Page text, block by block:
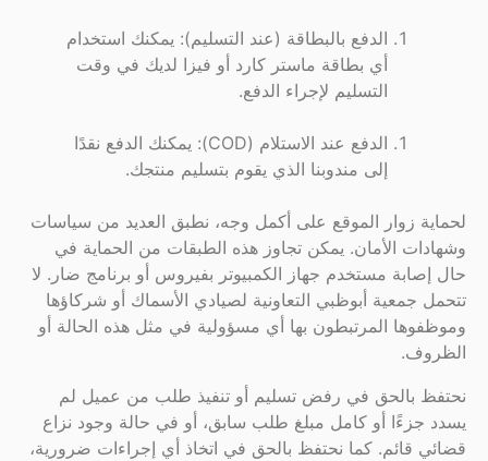
الدفع بالبطاقة (عند التسليم): يمكنك استخدام
أي بطاقة ماستر كارد أو فيزا لديك في وقت
التسليم لإجراء الدفع.
الدفع عند الاستلام (COD): يمكنك الدفع نقدًا
إلى مندوبنا الذي يقوم بتسليم منتجك.
لحماية زوار الموقع على أكمل وجه، نطبق العديد من سياسات
وشهادات الأمان. يمكن تجاوز هذه الطبقات من الحماية في
حال إصابة مستخدم جهاز الكمبيوتر بفيروس أو برنامج ضار. لا
تتحمل جمعية أبوظبي التعاونية لصيادي الأسماك أو شركاؤها
وموظفوها المرتبطون بها أي مسؤولية في مثل هذه الحالة أو
الظروف.
نحتفظ بالحق في رفض تسليم أو تنفيذ طلب من عميل لم
يسدد جزءًا أو كامل مبلغ طلب سابق، أو في حالة وجود نزاع
قضائي قائم. كما نحتفظ بالحق في اتخاذ أي إجراءات ضرورية،